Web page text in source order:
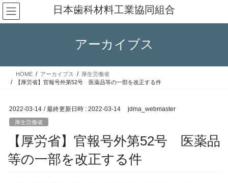
コ
ン
テ
ス
ナ
ビ
ゲ
ン
日本歯科材料工業協同組合
アーカイブス
HOME アーカイブス
厚生労働省
【厚労省】官報号外第52号 医薬品等の一部を改正する件
2022-03-14 / 最終更新日時 : 2022-03-14 jdma_webmaster
厚生労働省
【厚労省】官報号外第52号 医薬品
等の一部を改正する件